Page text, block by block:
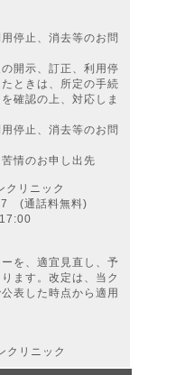
停止、消去等のお問
開示、訂正、利用停
ときは、所定の手続
確認の上、対応しま
停止、消去等のお問
情のお申し出先
クリニック
(通話料無料)
を、適宜見直し、予
ます。改定は、当ク
表した時点から適用
クリニック